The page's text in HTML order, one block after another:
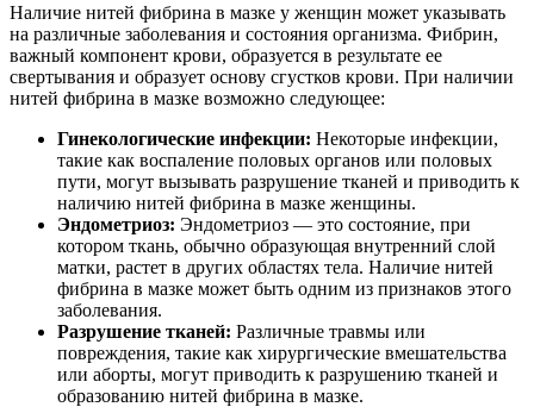
Наличие нитей фибрина в мазке у женщин может указывать
на различные заболевания и состояния организма. Фибрин,
важный компонент крови, образуется в результате ее
свертывания и образует основу сгустков крови. При наличии
нитей фибрина в мазке возможно следующее:
Гинекологические инфекции: Некоторые инфекции,
такие как воспаление половых органов или половых
пути, могут вызывать разрушение тканей и приводить к
наличию нитей фибрина в мазке женщины.
Эндометриоз: Эндометриоз — это состояние, при
котором ткань, обычно образующая внутренний слой
матки, растет в других областях тела. Наличие нитей
фибрина в мазке может быть одним из признаков этого
заболевания.
Разрушение тканей: Различные травмы или
повреждения, такие как хирургические вмешательства
или аборты, могут приводить к разрушению тканей и
образованию нитей фибрина в мазке.